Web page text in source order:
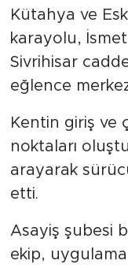
Kütahya ve
karayolu,
Sivrihisar
eğlence
Kentin giriş ve
noktaları
arayarak
etti.
Asayiş şubesi
ekip, uygulama